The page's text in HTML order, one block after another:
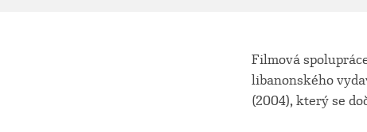
Filmová
libanonského
(2004), který se